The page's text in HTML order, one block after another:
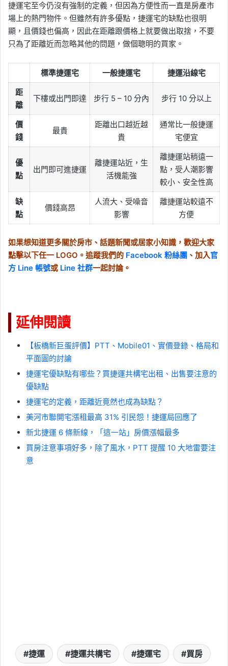
捷運宅至今仍沒有強制的定義，但因為方便性而一直是房產市
場上的熱門物件。但雖然有許多優點，捷運宅的缺點也很明
顯，且價錢也偏高，因此在距離跟價格上就要做出取捨，不要
只為了距離近而忽略其他的問題，做個聰明的買家。
標準捷運宅 一般捷運宅
捷運沿線宅
距
離
下樓或出門即達 步行 5 – 10 分內 步行 10 分以上
價
錢
最貴
距離出口越近越
貴
通常比一般捷運
宅便宜
優
點
出門即可進捷運
離捷運站近，生
活機能強
離捷運站稍遠一
點，受人潮影響
較小、安全性高
缺
點
價錢高昂
人流大、受噪音
影響
離捷運站較遠不
方便
如果想知道更多關於房市、話題新聞或居家小知識，歡迎大家
點擊以下任一 LOGO。追蹤我們的 Facebook 粉絲團 、加入官
方 Line 帳號或 Line 社群一起討論。
延伸閱讀
【板橋新巨蛋評價】PTT、Mobile01、實價登錄、格局和
平面圖的討論
捷運宅優缺點有哪些？買捷運共構宅出租、出售要注意的
優缺點
捷運宅的定義，距離近竟然也成為缺點？
美河市聯開宅漲租最高 31% 引民怨！捷運局回應了
新北捷運 6 條新線，「這一站」房價漲幅最多
買房注意事項好多，除了風水，PTT 提醒 10 大地雷要注
意
捷運 捷運共構宅 捷運宅 買房